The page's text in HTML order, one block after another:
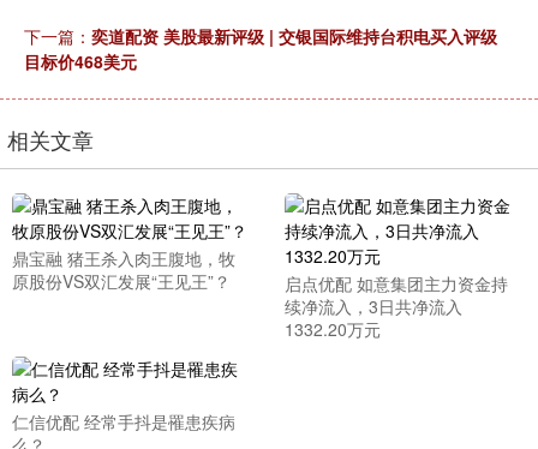
下一篇： 奕道配资 美股最新评级 | 交银国际维持台积电买入评级
目标价468美元
相关文章
鼎宝融 猪王杀入肉王腹地，牧
原股份VS双汇发展“王见王”？
启点优配 如意集团主力资金持
续净流入，3日共净流入
1332.20万元
仁信优配 经常手抖是罹患疾病
么？